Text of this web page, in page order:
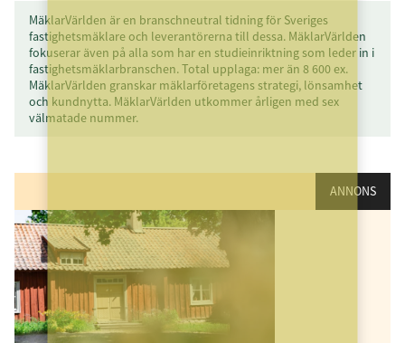
MäklarVärlden är en branschneutral tidning för Sveriges
fastighetsmäklare och leverantörerna till dessa. MäklarVärlden
fokuserar även på alla som har en studieinriktning som leder in i
fastighetsmäklarbranschen. Total upplaga: mer än 8 600 ex.
MäklarVärlden granskar mäklarföretagens strategi, lönsamhet
och kundnytta. MäklarVärlden utkommer årligen med sex
välmatade nummer.
ANNONS